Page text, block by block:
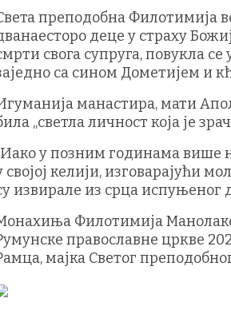
преподобна Филотимија
деце у страху
свога супруга, повукла
са сином Дометијем и
манастира, мати
„светла личност која је
у позним годинама више
својој келији, изговарајући
извирале из срца испуњеног
Филотимија
православне цркве
мајка Светог